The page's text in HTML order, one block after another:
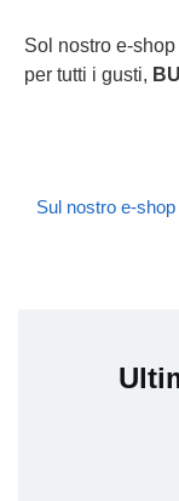
Sol nostro e-
per tutti i gusti,
Sul nostro e-